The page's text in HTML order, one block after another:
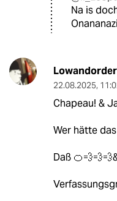
Na is
Lowandorder
22.08.2025,
Chapeau! &
Wer hätte
Daß